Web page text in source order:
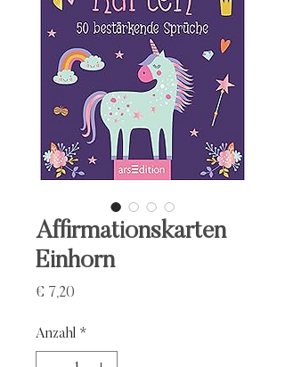
Affirmationskarten
Einhorn
€ 7,20
Anzahl *